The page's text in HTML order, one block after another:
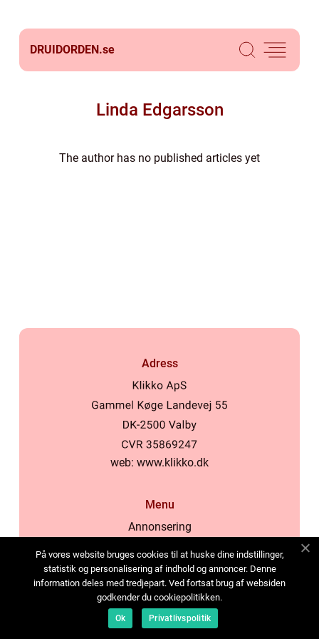
DRUIDORDEN.se
Linda Edgarsson
The author has no published articles yet
Adress
web: www.klikko.dk
Menu
Annonsering
Cookies
Kontakta oss
Sitemap
På vores website bruges cookies til at huske dine indstillinger,
statistik og personalisering af indhold og annoncer. Denne
information deles med tredjepart. Ved fortsat brug af websiden
godkender du cookiepolitikken.
Ok Privatlivspolitik